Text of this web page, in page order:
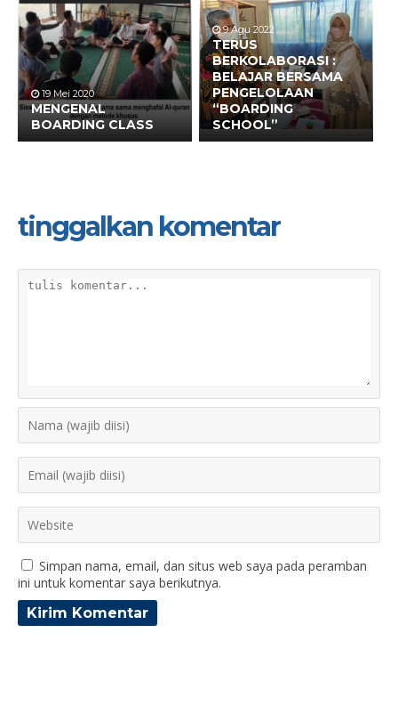
19 Mei 2020
MENGENAL
BOARDING CLASS
9 Agu 2022
TERUS
BERKOLABORASI :
BELAJAR BERSAMA
PENGELOLAAN
“BOARDING
SCHOOL”
tinggalkan komentar
Simpan nama, email, dan situs web saya pada peramban
ini untuk komentar saya berikutnya.